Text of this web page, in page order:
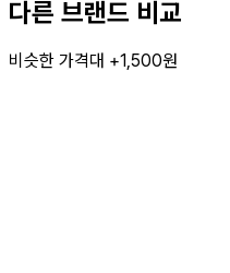
다른 브랜드 비교
비슷한 가격대 +1,500원